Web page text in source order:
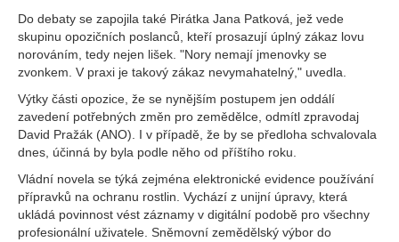
Do debaty se zapojila také Pirátka Jana Patková, jež vede
skupinu opozičních poslanců, kteří prosazují úplný zákaz lovu
norováním, tedy nejen lišek. "Nory nemají jmenovky se
zvonkem. V praxi je takový zákaz nevymahatelný," uvedla.
Výtky části opozice, že se nynějším postupem jen oddálí
zavedení potřebných změn pro zemědělce, odmítl zpravodaj
David Pražák (ANO). I v případě, že by se předloha schvalovala
dnes, účinná by byla podle něho od příštího roku.
Vládní novela se týká zejména elektronické evidence používání
přípravků na ochranu rostlin. Vychází z unijní úpravy, která
ukládá povinnost vést záznamy v digitální podobě pro všechny
profesionální uživatele. Sněmovní zemědělský výbor do